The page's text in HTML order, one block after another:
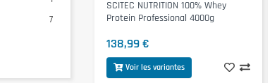
7
SCITEC NUTRITION 100% Whey
Protein Professional 4000g
138,99 €
Voir les variantes